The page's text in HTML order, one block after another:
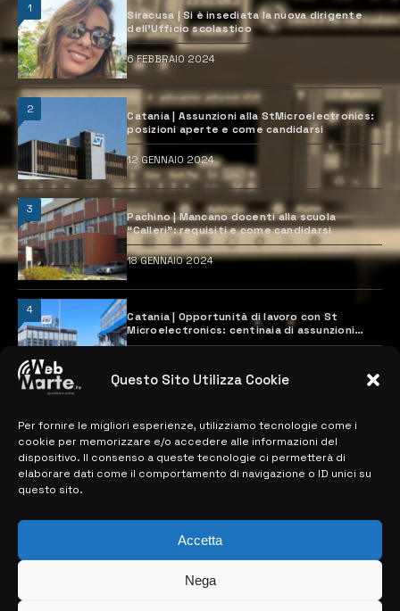
Questo Sito Utilizza Cookie
Per fornire le migliori esperienze, utilizziamo tecnologie come i
cookie per memorizzare e/o accedere alle informazioni del
dispositivo. Il consenso a queste tecnologie ci permetterà di
elaborare dati come il comportamento di navigazione o ID unici su
questo sito.
Accetta
Nega
1
Siracusa | Si è insediata la nuova dirigente
dell’Ufficio scolastico
6 FEBBRAIO 2024
2
Catania | Assunzioni alla StMicroelectronics:
posizioni aperte e come candidarsi
12 GENNAIO 2024
3
Pachino | Mancano docenti alla scuola
“Calleri”: requisiti e come candidarsi
18 GENNAIO 2024
4
Catania | Opportunità di lavoro con St
Microelectronics: centinaia di assunzioni
previste
MAPPA DEL SITO
> NOTIZIE